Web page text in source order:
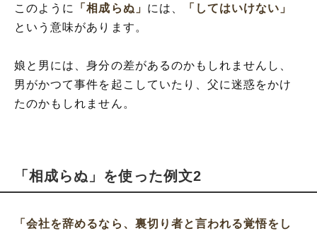
このように 「相成らぬ」 には、
「してはいけない」
という意味があります。
娘と男には、身分の差があるのかもしれませんし、
男がかつて事件を起こしていたり、父に迷惑をかけ
たのかもしれません。
「相成らぬ」を使った例文2
「会社を辞めるなら、裏切り者と言われる覚悟をし